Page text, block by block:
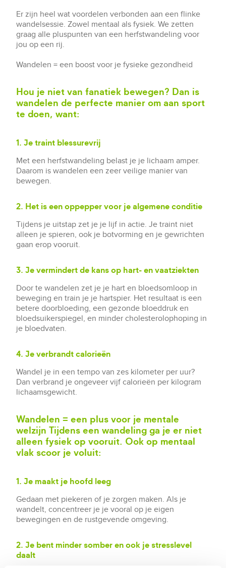
Er zijn heel wat voordelen verbonden aan een flinke
wandelsessie. Zowel mentaal als fysiek. We zetten
graag alle pluspunten van een herfstwandeling voor
jou op een rij.
Wandelen = een boost voor je fysieke gezondheid
Hou je niet van fanatiek bewegen? Dan is
wandelen de perfecte manier om aan sport
te doen, want:
1. Je traint blessurevrij
Met een herfstwandeling belast je je lichaam amper.
Daarom is wandelen een zeer veilige manier van
bewegen.
2. Het is een oppepper voor je algemene conditie
Tijdens je uitstap zet je je lijf in actie. Je traint niet
alleen je spieren, ook je botvorming en je gewrichten
gaan erop vooruit.
3. Je vermindert de kans op hart- en vaatziekten
Door te wandelen zet je je hart en bloedsomloop in
beweging en train je je hartspier. Het resultaat is een
betere doorbloeding, een gezonde bloeddruk en
bloedsuikerspiegel, en minder cholesterolophoping in
je bloedvaten.
4. Je verbrandt calorieën
Wandel je in een tempo van zes kilometer per uur?
Dan verbrand je ongeveer vijf calorieën per kilogram
lichaamsgewicht.
Wandelen = een plus voor je mentale
welzijn Tijdens een wandeling ga je er niet
alleen fysiek op vooruit. Ook op mentaal
vlak scoor je voluit:
1. Je maakt je hoofd leeg
Gedaan met piekeren of je zorgen maken. Als je
wandelt, concentreer je je vooral op je eigen
bewegingen en de rustgevende omgeving.
2. Je bent minder somber en ook je stresslevel
daalt